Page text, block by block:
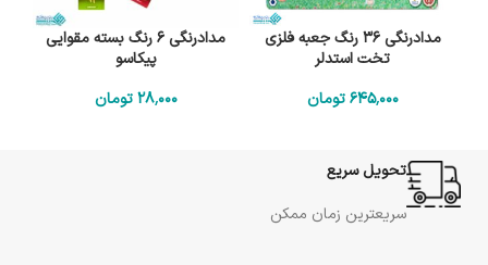
مدادرنگی 36 رنگ جعبه فلزی
تخت استدلر
645٬000 تومان
مدادرنگی 6 رنگ بسته مقوایی
پیکاسو
28٬000 تومان
تحویل سریع
سریعترین زمان ممکن